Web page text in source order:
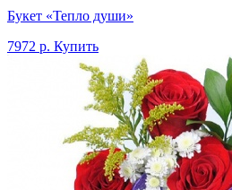
Букет «Тепло души»
7972 р. Купить